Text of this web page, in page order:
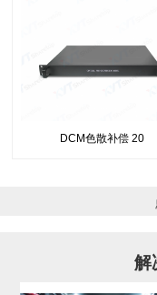
DCM色散补偿 20
解